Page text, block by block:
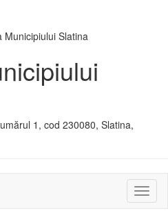
1, cod 230080, Slatina,
sau